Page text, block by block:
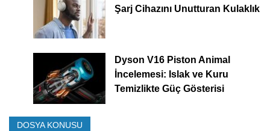
Şarj Cihazını Unutturan Kulaklık
Dyson V16 Piston Animal
İncelemesi: Islak ve Kuru
Temizlikte Güç Gösterisi
DOSYA KONUSU